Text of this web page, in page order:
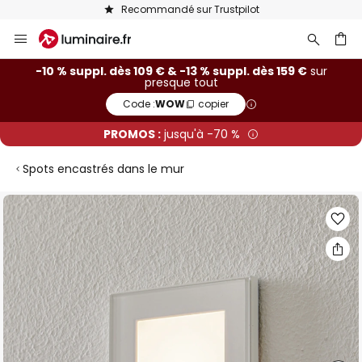
Recommandé sur Trustpilot
Allez
au
contenu
-10 % suppl. dès 109 € & -13 % suppl. dès 159 €sur
presque tout
Code :WOW copier
PROMOS : jusqu'à -70 %
Spots encastrés dans le mur
Skip
to
the
end
of
the
images
gallery